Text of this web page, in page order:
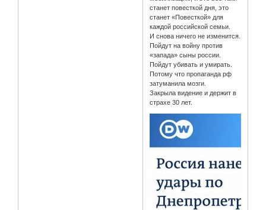
станет повесткой дня, это
станет «Повесткой» для
каждой российской семьи.
И снова ничего не изменится.
Пойдут на войну против
«запада» сыны россии.
Пойдут убивать и умирать.
Потому что пропаганда рф
затуманила мозги.
Закрыла видение и держит в
страхе 30 лет.